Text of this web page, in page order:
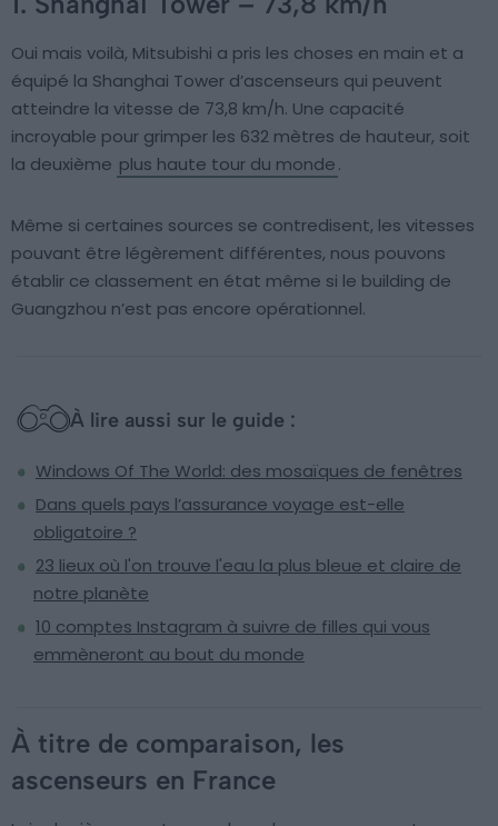
Oui mais voilà, Mitsubishi a pris les choses en main et a
équipé la Shanghai Tower d’ascenseurs qui peuvent
atteindre la vitesse de 73,8 km/h. Une capacité
incroyable pour grimper les 632 mètres de hauteur, soit
la deuxième plus haute tour du monde.
Même si certaines sources se contredisent, les vitesses
pouvant être légèrement différentes, nous pouvons
établir ce classement en état même si le building de
Guangzhou n’est pas encore opérationnel.
À lire aussi sur le guide :
Windows Of The World: des mosaïques de fenêtres
Dans quels pays l’assurance voyage est-elle
obligatoire ?
23 lieux où l'on trouve l'eau la plus bleue et claire de
notre planète
10 comptes Instagram à suivre de filles qui vous
emmèneront au bout du monde
À titre de comparaison, les
ascenseurs en France